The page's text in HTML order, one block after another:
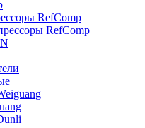
RefComp
RefComp